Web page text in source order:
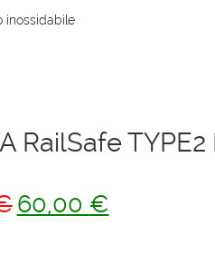
inossidabile
RailSafe
Il
60,00 €